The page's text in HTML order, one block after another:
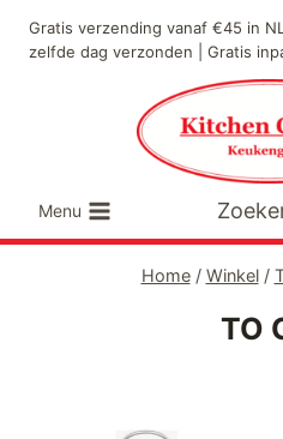
naar
Gratis verzending vanaf €45 in
zelfde dag verzonden | Gratis
Menu
Home / Winkel /
TO